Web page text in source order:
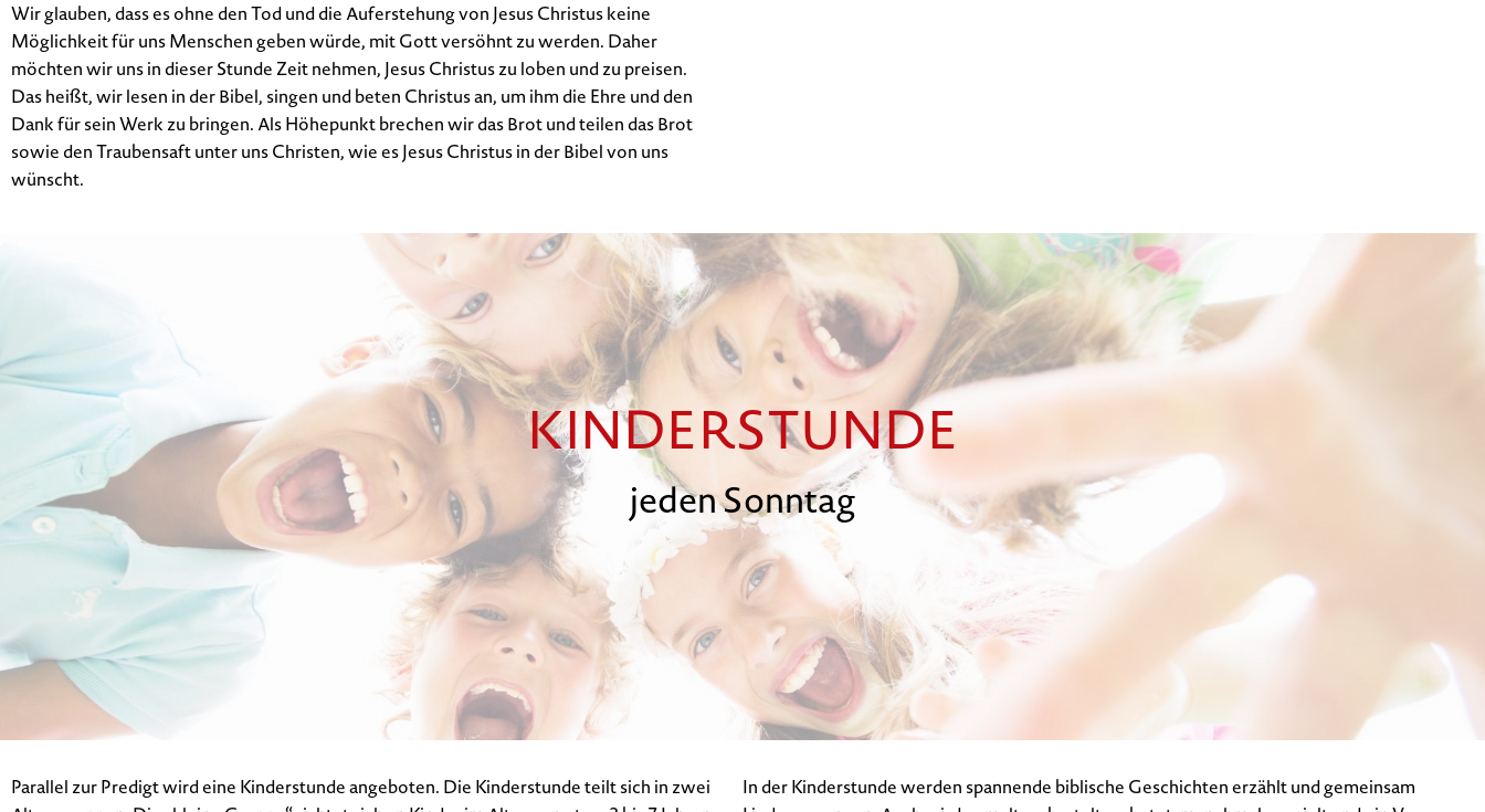
Wir glauben, dass es ohne den Tod und die Auferstehung von Jesus Christus keine
Möglichkeit für uns Menschen geben würde, mit Gott versöhnt zu werden. Daher
möchten wir uns in dieser Stunde Zeit nehmen, Jesus Christus zu loben und zu preisen.
Das heißt, wir lesen in der Bibel, singen und beten Christus an, um ihm die Ehre und den
Dank für sein Werk zu bringen. Als Höhepunkt brechen wir das Brot und teilen das Brot
sowie den Traubensaft unter uns Christen, wie es Jesus Christus in der Bibel von uns
wünscht.
KINDERSTUNDE
jeden Sonntag
Parallel zur Predigt wird eine Kinderstunde angeboten. Die Kinderstunde teilt sich in zwei
In der Kinderstunde werden spannende biblische Geschichten erzählt und gemeinsam